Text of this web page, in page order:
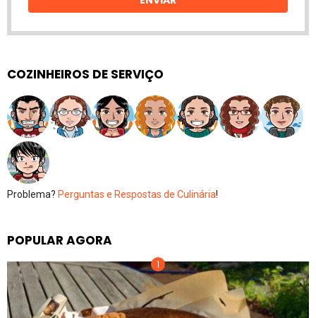
COZINHEIROS DE SERVIÇO
Problema? Perguntas e Respostas de Culinária!
POPULAR AGORA